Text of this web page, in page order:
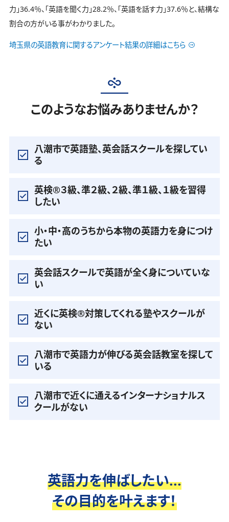
力」36.4％、「英語を聞く力」28.2％、「英語を話す力」37.6％と、結構な
割合の方がいる事がわかりました。
埼玉県の英語教育に関するアンケート結果の詳細はこちら
このようなお悩みありませんか？
八潮市で英語塾、英会話スクールを探してい
る
英検®️３級、準２級、２級、準１級、１級を習得
したい
小・中・高のうちから本物の英語力を身につけ
たい
英会話スクールで英語が全く身についていな
い
近くに英検®️対策してくれる塾やスクールが
ない
八潮市で英語力が伸びる英会話教室を探して
いる
八潮市で近くに通えるインターナショナルス
クールがない
英語力を伸ばしたい...
その目的を叶えます！